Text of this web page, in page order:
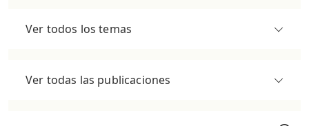
Ver todos los temas
Ver todas las publicaciones